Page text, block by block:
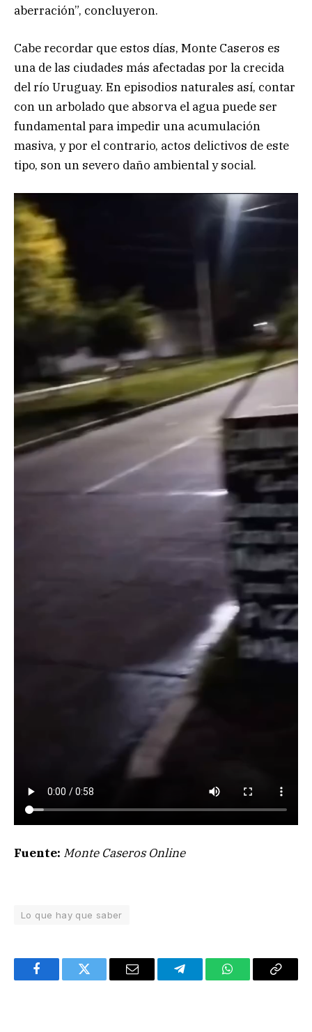
aberración”, concluyeron.
Cabe recordar que estos días, Monte Caseros es
una de las ciudades más afectadas por la crecida
del río Uruguay. En episodios naturales así, contar
con un arbolado que absorva el agua puede ser
fundamental para impedir una acumulación
masiva, y por el contrario, actos delictivos de este
tipo, son un severo daño ambiental y social.
Fuente: Monte Caseros Online
Lo que hay que saber
FacebookTwitter Email TelegramWhatsAppCopy